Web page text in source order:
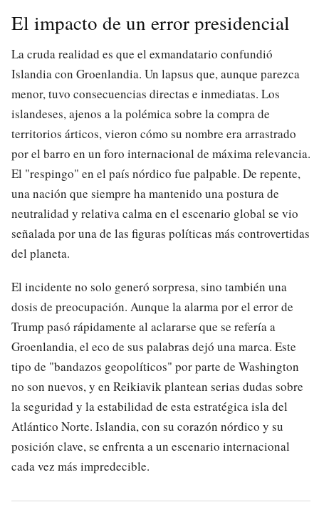
El impacto de un error presidencial
La cruda realidad es que el exmandatario confundió
Islandia con Groenlandia. Un lapsus que, aunque parezca
menor, tuvo consecuencias directas e inmediatas. Los
islandeses, ajenos a la polémica sobre la compra de
territorios árticos, vieron cómo su nombre era arrastrado
por el barro en un foro internacional de máxima relevancia.
El "respingo" en el país nórdico fue palpable. De repente,
una nación que siempre ha mantenido una postura de
neutralidad y relativa calma en el escenario global se vio
señalada por una de las figuras políticas más controvertidas
del planeta.
El incidente no solo generó sorpresa, sino también una
dosis de preocupación. Aunque la alarma por el error de
Trump pasó rápidamente al aclararse que se refería a
Groenlandia, el eco de sus palabras dejó una marca. Este
tipo de "bandazos geopolíticos" por parte de Washington
no son nuevos, y en Reikiavik plantean serias dudas sobre
la seguridad y la estabilidad de esta estratégica isla del
Atlántico Norte. Islandia, con su corazón nórdico y su
posición clave, se enfrenta a un escenario internacional
cada vez más impredecible.